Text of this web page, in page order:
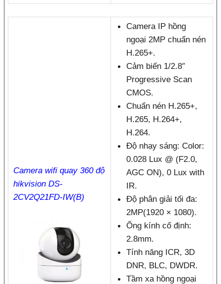
Camera wifi quay 360 độ
hikvision DS-
2CV2Q21FD-IW(B)
Camera IP hồng
ngoại 2MP chuẩn nén
H.265+.
Cảm biến 1/2.8″
Progressive Scan
CMOS.
Chuẩn nén H.265+,
H.265, H.264+,
H.264.
Độ nhạy sáng: Color:
0.028 Lux @ (F2.0,
AGC ON), 0 Lux with
IR.
Độ phân giải tối đa:
2MP(1920 × 1080).
Ống kính cố định:
2.8mm.
Tính năng ICR, 3D
DNR, BLC, DWDR.
Tầm xa hồng ngoại